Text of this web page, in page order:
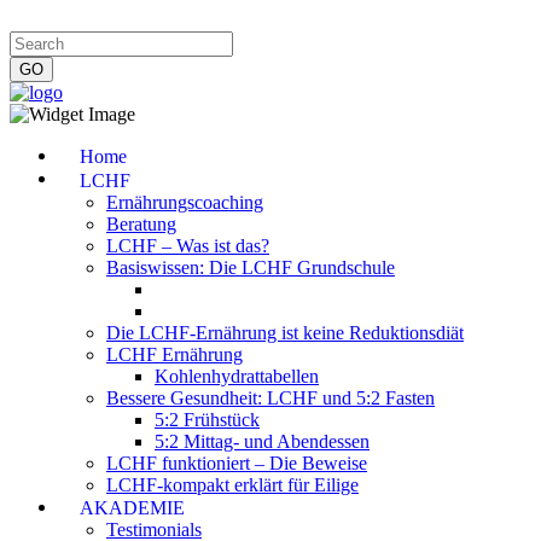
Home
LCHF
Ernährungscoaching
Beratung
LCHF – Was ist das?
Basiswissen: Die LCHF Grundschule
Die LCHF-Ernährung ist keine Reduktionsdiät
LCHF Ernährung
Kohlenhydrattabellen
Bessere Gesundheit: LCHF und 5:2 Fasten
5:2 Frühstück
5:2 Mittag- und Abendessen
LCHF funktioniert – Die Beweise
LCHF-kompakt erklärt für Eilige
AKADEMIE
Testimonials